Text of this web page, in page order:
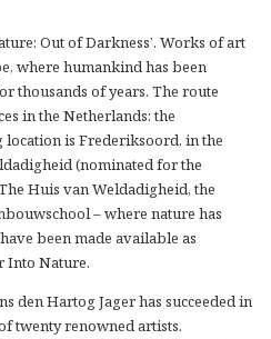
Out of Darkness’. Works of art
where humankind has been
thousands of years. The route
in the Netherlands: the
is Frederiksoord, in the
(nominated for the
Huis van Weldadigheid, the
– where nature has
been made available as
Into Nature.
den Hartog Jager has succeeded in
twenty renowned artists.